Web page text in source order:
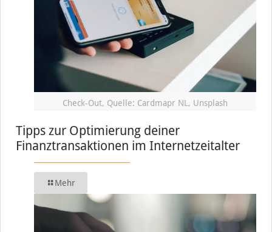
Check-Out, Quelle: Cardmapr NL, Unsplash
Tipps zur Optimierung deiner
Finanztransaktionen im Internetzeitalter
Mehr